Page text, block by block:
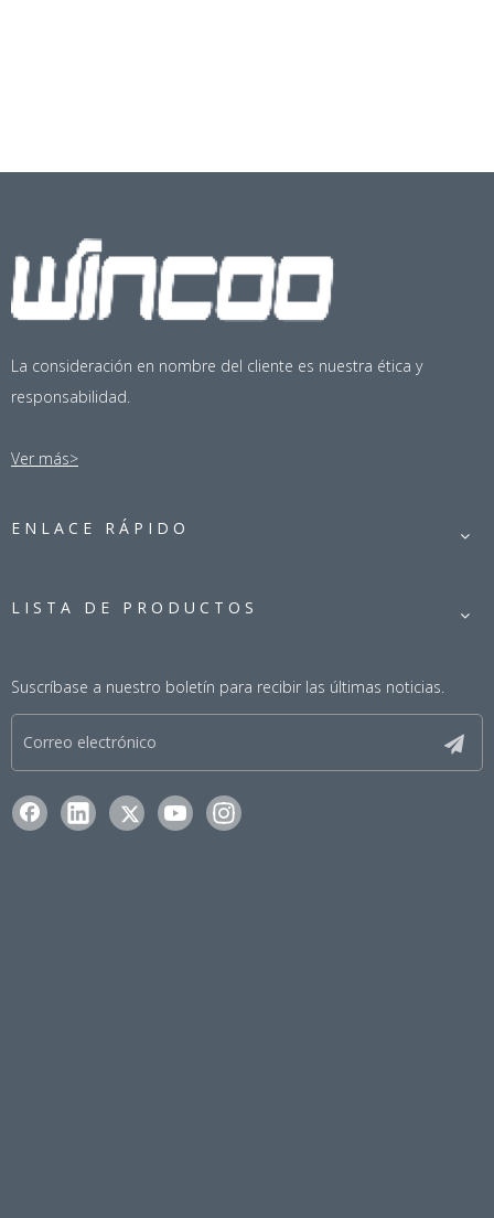
La consideración en nombre del cliente es nuestra ética y
responsabilidad.
Ver más>
ENLACE RÁPIDO
LISTA DE PRODUCTOS
Suscríbase a nuestro boletín para recibir las últimas noticias.